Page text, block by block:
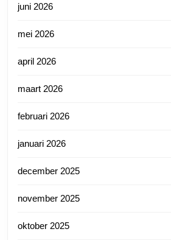
juni 2026
mei 2026
april 2026
maart 2026
februari 2026
januari 2026
december 2025
november 2025
oktober 2025